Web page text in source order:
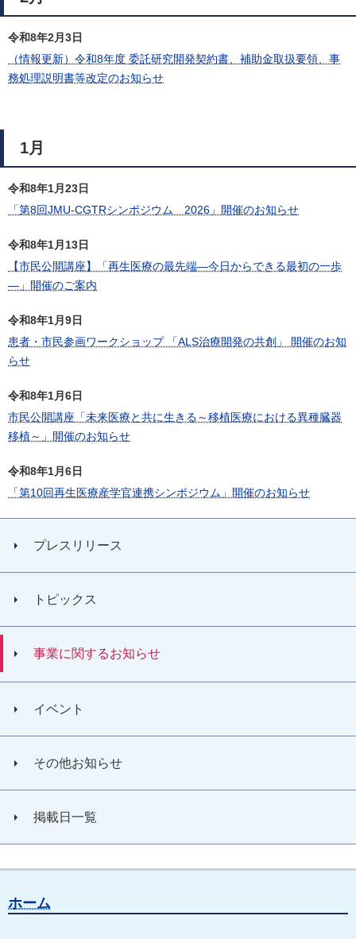
令和8年2月3日
（情報更新）令和8年度 委託研究開発契約書、補助金取扱要領、事
務処理説明書等改定のお知らせ
1月
令和8年1月23日
「第8回JMU-CGTRシンポジウム 2026」開催のお知らせ
令和8年1月13日
【市民公開講座】「再生医療の最先端―今日からできる最初の一歩
―」開催のご案内
令和8年1月9日
患者・市民参画ワークショップ 「ALS治療開発の共創」 開催のお知
らせ
令和8年1月6日
市民公開講座「未来医療と共に生きる～移植医療における異種臓器
移植～」開催のお知らせ
令和8年1月6日
「第10回再生医療産学官連携シンポジウム」開催のお知らせ
プレスリリース
トピックス
事業に関するお知らせ
イベント
その他お知らせ
掲載日一覧
ホーム